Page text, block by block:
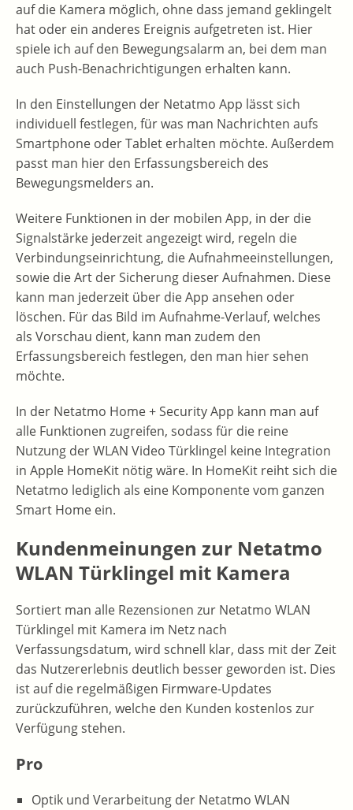
auf die Kamera möglich, ohne dass jemand geklingelt
hat oder ein anderes Ereignis aufgetreten ist. Hier
spiele ich auf den Bewegungsalarm an, bei dem man
auch Push-Benachrichtigungen erhalten kann.
In den Einstellungen der Netatmo App lässt sich
individuell festlegen, für was man Nachrichten aufs
Smartphone oder Tablet erhalten möchte. Außerdem
passt man hier den Erfassungsbereich des
Bewegungsmelders an.
Weitere Funktionen in der mobilen App, in der die
Signalstärke jederzeit angezeigt wird, regeln die
Verbindungseinrichtung, die Aufnahmeeinstellungen,
sowie die Art der Sicherung dieser Aufnahmen. Diese
kann man jederzeit über die App ansehen oder
löschen. Für das Bild im Aufnahme-Verlauf, welches
als Vorschau dient, kann man zudem den
Erfassungsbereich festlegen, den man hier sehen
möchte.
In der Netatmo Home + Security App kann man auf
alle Funktionen zugreifen, sodass für die reine
Nutzung der WLAN Video Türklingel keine Integration
in Apple HomeKit nötig wäre. In HomeKit reiht sich die
Netatmo lediglich als eine Komponente vom ganzen
Smart Home ein.
Kundenmeinungen zur Netatmo
WLAN Türklingel mit Kamera
Sortiert man alle Rezensionen zur Netatmo WLAN
Türklingel mit Kamera im Netz nach
Verfassungsdatum, wird schnell klar, dass mit der Zeit
das Nutzererlebnis deutlich besser geworden ist. Dies
ist auf die regelmäßigen Firmware-Updates
zurückzuführen, welche den Kunden kostenlos zur
Verfügung stehen.
Pro
Optik und Verarbeitung der Netatmo WLAN